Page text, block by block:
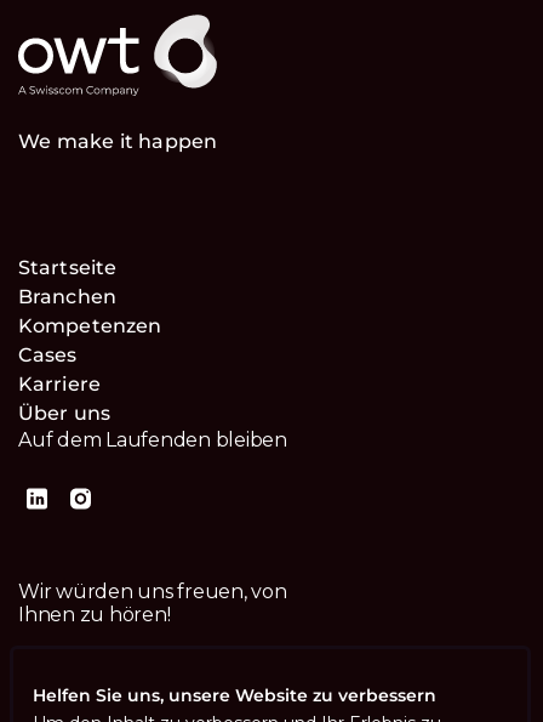
We make it happen
Startseite
Branchen
Kompetenzen
Cases
Karriere
Über uns
Auf dem Laufenden bleiben
Wir würden uns freuen, von
Ihnen zu hören!
Helfen Sie uns, unsere Website zu verbessern